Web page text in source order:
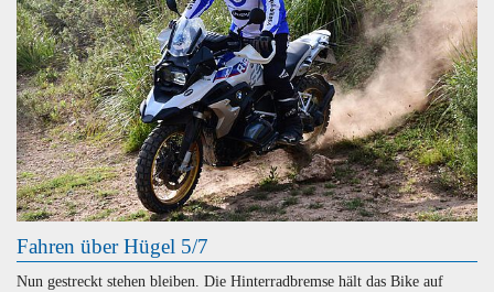
Fahren über Hügel 5/7
Nun gestreckt stehen bleiben. Die Hinterradbremse hält das Bike auf